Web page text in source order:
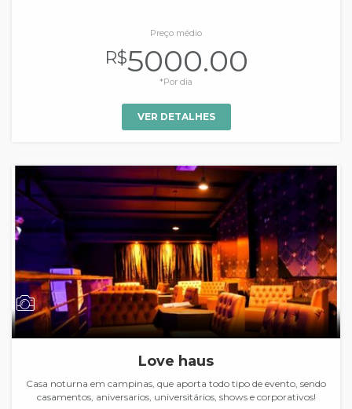
Preço médio
R$5000.00
*Por dia
VER DETALHES
Love haus
Casa noturna em campinas, que aporta todo tipo de evento, sendo
casamentos, aniversarios, universitários, shows e corporativos!